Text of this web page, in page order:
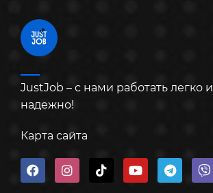
JustJob – с нами работать легко и
надежно!
Карта сайта